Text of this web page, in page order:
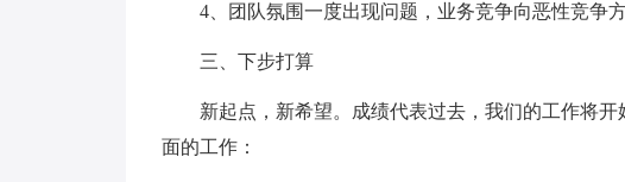
4、团队氛围一度出现问题，业务竞争向恶性竞争
三、下步打算
新起点，新希望。成绩代表过去，我们的工作将
面的工作：